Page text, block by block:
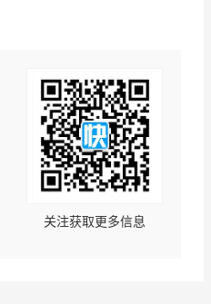
关注获取更多信息